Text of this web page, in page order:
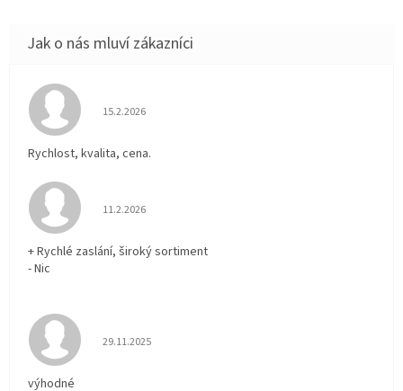
Hodnocení obchodu je 5 z 5 hvězdiček.
15.2.2026
Rychlost, kvalita, cena.
Hodnocení obchodu je 5 z 5 hvězdiček.
11.2.2026
+ Rychlé zaslání, široký sortiment
- Nic
Hodnocení obchodu je 5 z 5 hvězdiček.
29.11.2025
výhodné